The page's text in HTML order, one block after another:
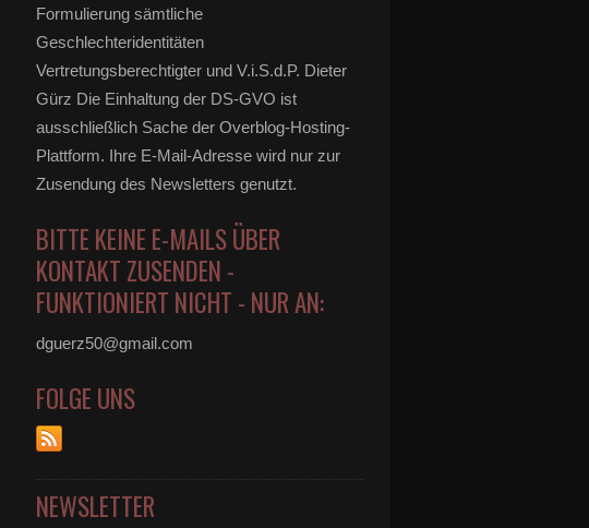
Formulierung sämtliche
Geschlechteridentitäten
Vertretungsberechtigter und V.i.S.d.P. Dieter
Gürz Die Einhaltung der DS-GVO ist
ausschließlich Sache der Overblog-Hosting-
Plattform. Ihre E-Mail-Adresse wird nur zur
Zusendung des Newsletters genutzt.
BITTE KEINE E-MAILS ÜBER
KONTAKT ZUSENDEN -
FUNKTIONIERT NICHT - NUR AN:
dguerz50@gmail.com
FOLGE UNS
NEWSLETTER